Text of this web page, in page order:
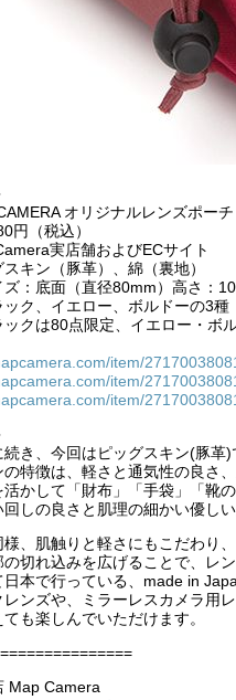
オリジナルレンズポー
円（税込）
実店舗およびECサイト
キン（豚革）、綿（裏地）
ズ：底面（直径80mm）高さ：
ック、イエロー、ボルドーの3種
クは80点限定、イエロー・ボ
item/
item/
item/
き、今回はピッグスキン(豚革)
の特徴は、軽さと通気性の良さ
かして「財布」「手袋」「靴
しの良さと肌理の細かい優し
、肌触りと軽さにもこだわり
の切れ込みを広げることで、レ
本で行っている、made in
ンズや、ミラーレスカメラ用
も楽しんでいただけます。
Map Camera